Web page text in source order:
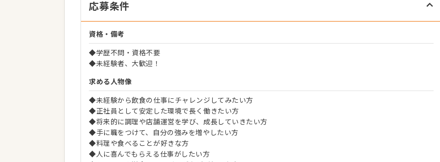
応募条件
資格・備考
◆学歴不問・資格不要
◆未経験者、大歓迎！
求める人物像
◆未経験から飲食の仕事にチャレンジしてみたい方
◆正社員として安定した環境で長く働きたい方
◆将来的に調理や店舗運営を学び、成長していきたい方
◆手に職をつけて、自分の強みを増やしたい方
◆料理や食べることが好きな方
◆人に喜んでもらえる仕事がしたい方